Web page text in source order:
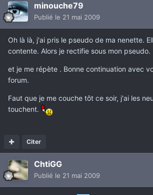
minouche79
Publié le 21 mai 2009
Oh là là, j'ai pris le pseudo de ma nenette.
contente. Alors je rectifie sous mon pseudo.
et je me répète . Bonne continuation avec
forum.
Faut que je me couche tôt ce soir, j'ai les
touchent.
Citer
ChtiGG
Publié le 21 mai 2009